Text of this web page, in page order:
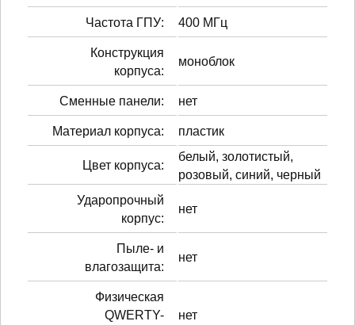
Частота ГПУ: 400 МГц
Конструкция
корпуса:
моноблок
Сменные панели: нет
Материал корпуса: пластик
Цвет корпуса:
белый, золотистый,
розовый, синий, черный
Ударопрочный
корпус:
нет
Пыле- и
влагозащита:
нет
Физическая
QWERTY-
нет